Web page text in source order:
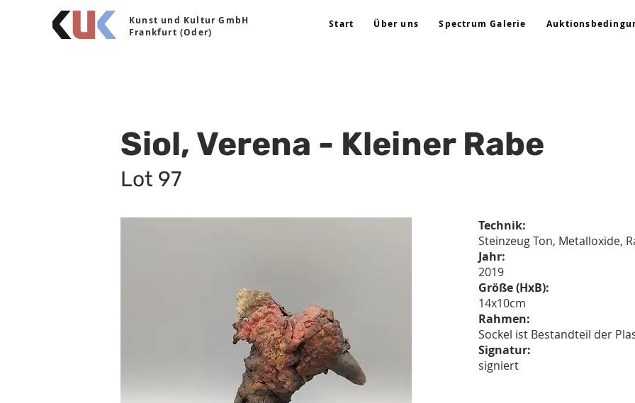
Kunst und Kultur GmbH
Frankfurt (Oder)
Start Über uns Spectrum Galerie
Siol, Verena - Kleiner Rabe
Lot 97
Technik:
Steinzeug Ton, Metalloxide,
Jahr:
2019
Größe (HxB):
14x10cm
Rahmen:
Sockel ist Bestandteil der
Signatur:
signiert